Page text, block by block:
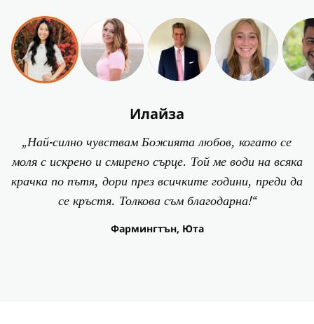
Илайза
„Най-силно чувствам Божията любов, когато се
моля с искрено и смирено сърце. Той ме води на всяка
крачка по пътя, дори през всичките години, преди да
се кръстя. Толкова съм благодарна!“
Фармингтън, Юта